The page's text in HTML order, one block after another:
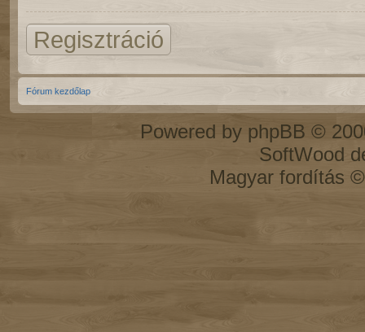
Regisztráció
Fórum kezdőlap
Powered by phpBB ©
SoftWood
Magyar fordítás